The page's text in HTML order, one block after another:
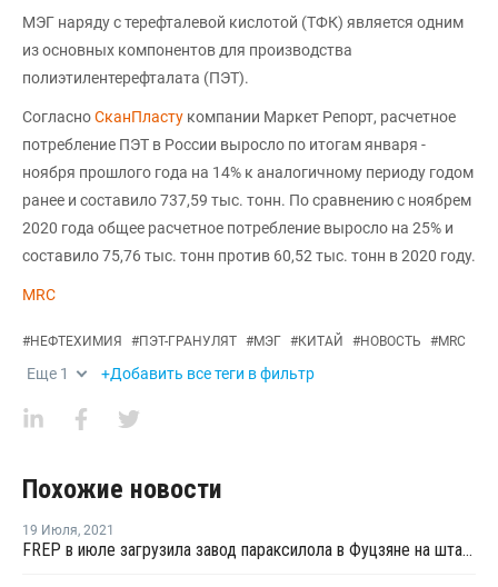
МЭГ наряду с терефталевой кислотой (ТФК) является одним
из основных компонентов для производства
полиэтилентерефталата (ПЭТ).
СогласноСканПласту компании Маркет Репорт, расчетное
потребление ПЭТ в России выросло по итогам января -
ноября прошлого года на 14% к аналогичному периоду годом
ранее и составило 737,59 тыс. тонн. По сравнению с ноябрем
2020 года общее расчетное потребление выросло на 25% и
составило 75,76 тыс. тонн против 60,52 тыс. тонн в 2020 году.
MRC
#НЕФТЕХИМИЯ #ПЭТ-ГРАНУЛЯТ #МЭГ #КИТАЙ #НОВОСТЬ #MRC
Еще 1 +Добавить все теги в фильтр
Похожие новости
19 Июля, 2021
FREP в июле загрузила завод параксилола в Фуцзяне на штатном уровне